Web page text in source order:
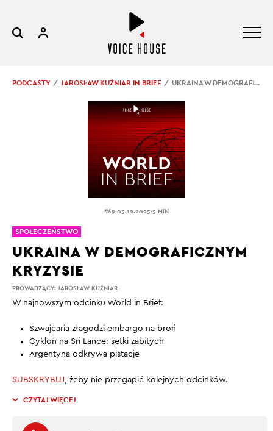
PODCASTY JAROSŁAW KUŹNIAR IN BRIEF UKRAINA W DEMOGRAFICZNYM KRYZYSIE
#69.05.12.2025.5 MIN
PROWADZĄCY: JAROSŁAW KUŹNIAR
UKRAINA W DEMOGRAFICZNYM
KRYZYSIE
W najnowszym odcinku World in Brief:
Szwajcaria złagodzi embargo na broń
Cyklon na Sri Lance: setki zabitych
Argentyna odkrywa pistacje
SUBSKRYBUJ, żeby nie przegapić kolejnych odcinków.
CZYTAJ WIĘCEJ
SPOŁECZEŃSTWO